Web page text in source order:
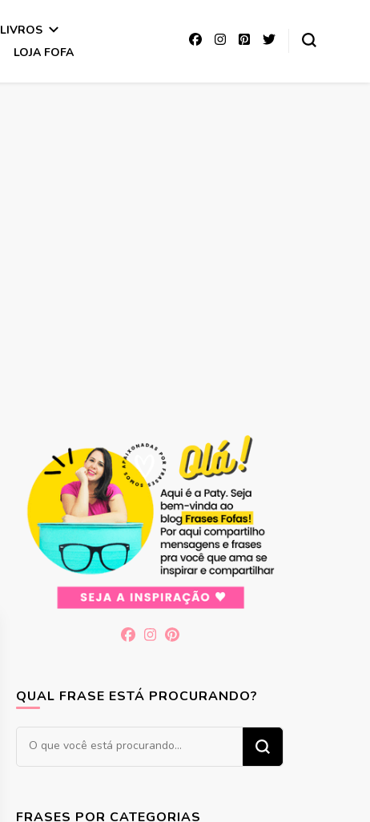
LIVROS
LOJA FOFA
QUAL FRASE ESTÁ PROCURANDO?
Procurando
algo?
FRASES POR CATEGORIAS